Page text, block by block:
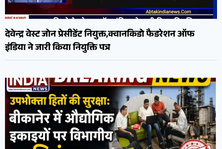
देवेन्द्र वेस्ट जोन प्रेसीडेंट नियुक्त,क्वानकिडो फैडरेशन ऑफ
इंडिया ने जारी किया नियुक्ति पत्र